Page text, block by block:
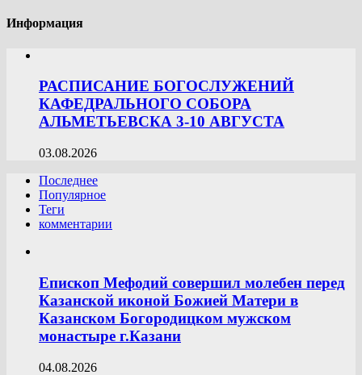
Информация
РАСПИСАНИЕ БОГОСЛУЖЕНИЙ
КАФЕДРАЛЬНОГО СОБОРА
АЛЬМЕТЬЕВСКА 3-10 АВГУСТА
03.08.2026
Последнее
Популярное
Теги
комментарии
Епископ Мефодий совершил молебен перед
Казанской иконой Божией Матери в
Казанском Богородицком мужском
монастыре г.Казани
04.08.2026